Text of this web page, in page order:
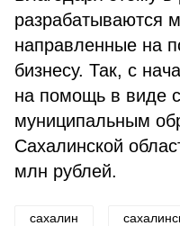
разрабатываются
направленные на
бизнесу. Так, с
на помощь в виде
муниципальным
Сахалинской
млн рублей.
сахалин